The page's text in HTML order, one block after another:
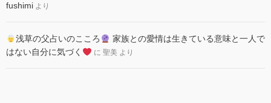
fushimi より
浅草の父占いのこころ
家族との愛情は生きている意味と一人で
はない自分に気づく
に 聖美より